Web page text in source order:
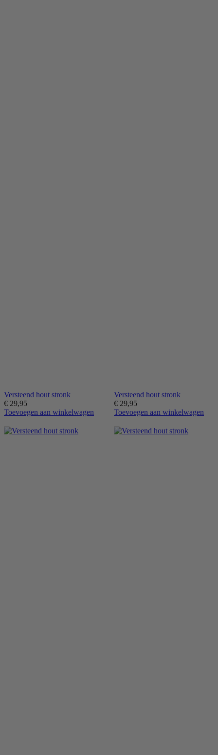
Versteend hout stronk
€ 29,95
Toevoegen aan winkelwagen
Versteend hout stronk
€ 29,95
Toevoegen aan winkelwagen